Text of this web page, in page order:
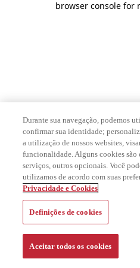
browser console for
Durante sua navegação, podemos
confirmar sua identidade;
a utilização de nossos websites,
funcionalidade. Alguns cookies são
serviços, outros opcionais. Você
utilizamos de acordo com suas
Privacidade e Cookies
Definições de cookies
Aceitar todos os cookies